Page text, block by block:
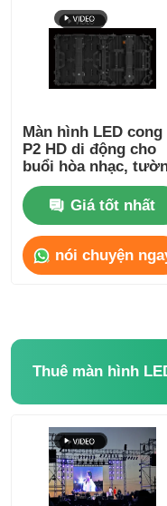
Màn hình LED cong
P2 HD di động cho
buổi hòa nhạc,
video 4500cd-
Giá tốt nhất
nói chuyện
Thuê màn hình